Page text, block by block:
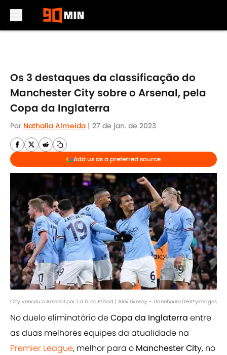
Os 3 destaques da classificação do
Manchester City sobre o Arsenal, pela
Copa da Inglaterra
Por Nathalia Almeida | 27 de jan. de 2023
Add us as a preferred source
City venceu o Arsenal por 1 a 0, no Etihad | Alex Livesey - Danehouse/GettyImages
No duelo eliminatório deCopa da Inglaterra entre
as duas melhores equipes da atualidade na
Premier League, melhor para o Manchester City, no